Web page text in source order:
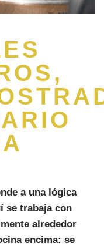
a una lógica
se trabaja con
alrededor
encima: se